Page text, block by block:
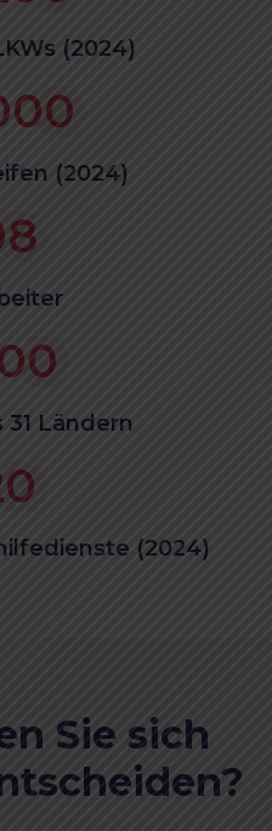
(2024)
(2024)
31 Ländern
(2024)
Sie sich